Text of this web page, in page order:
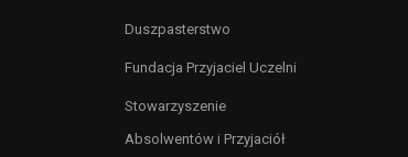
Duszpasterstwo
Fundacja Przyjaciel Uczelni
Stowarzyszenie
Absolwentów i Przyjaciół